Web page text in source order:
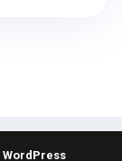
WordPress